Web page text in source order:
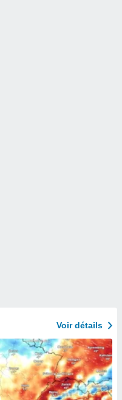
Voir détails